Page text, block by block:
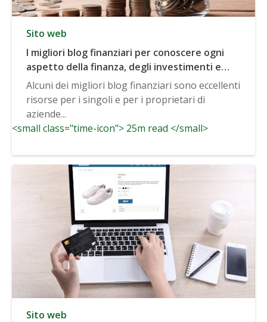
Sito web
I migliori blog finanziari per conoscere ogni
aspetto della finanza, degli investimenti e
altro ancora
Alcuni dei migliori blog finanziari sono eccellenti
risorse per i singoli e per i proprietari di
aziende...
<small class="time-icon"> 25m read </small>
Sito web